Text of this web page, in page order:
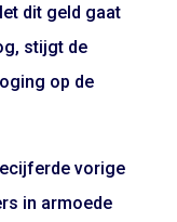
dit geld gaat
stijgt de
op de
vorige
in armoede